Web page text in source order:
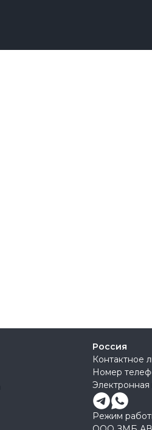
Россия
Контактное
Номер
Электронная
Режим